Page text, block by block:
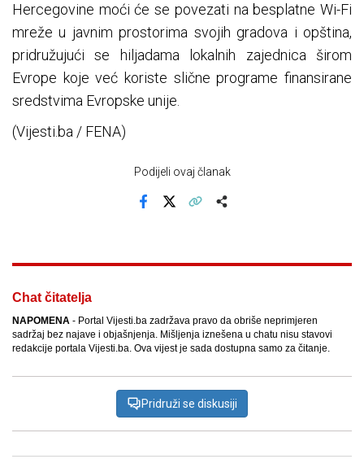
Hercegovine moći će se povezati na besplatne Wi-Fi
mreže u javnim prostorima svojih gradova i opština,
pridružujući se hiljadama lokalnih zajednica širom
Evrope koje već koriste slične programe finansirane
sredstvima Evropske unije.
(Vijesti.ba / FENA)
Podijeli ovaj članak
Chat čitatelja
NAPOMENA - Portal Vijesti.ba zadržava pravo da obriše neprimjeren
sadržaj bez najave i objašnjenja. Mišljenja iznešena u chatu nisu stavovi
redakcije portala Vijesti.ba. Ova vijest je sada dostupna samo za čitanje.
Pridruži se diskusiji